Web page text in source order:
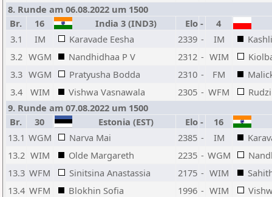
8. Runde am 06.08.2022 um 1500
Br.
16 India 3 (IND3) Elo - 4
3.1
IM Karavade Eesha 2339 - IM
3.2 WGM Nandhidhaa P V 2312 - WIM
3.3 WGM Pratyusha Bodda 2310 - FM
3.4
WIM Vishwa Vasnawala 2305 - WFM
9. Runde am 07.08.2022 um 1500
Br.
30 Estonia (EST) Elo - 16
13.1 WGM Narva Mai 2385 - IM
13.2 WIM Olde Margareth 2235 - WGM
13.3 WFM Sinitsina Anastassia 2175 - WIM
13.4 WFM Blokhin Sofia 1996 - WIM